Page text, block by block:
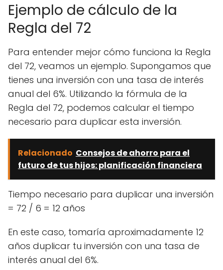
Ejemplo de cálculo de la
Regla del 72
Para entender mejor cómo funciona la Regla
del 72, veamos un ejemplo. Supongamos que
tienes una inversión con una tasa de interés
anual del 6%. Utilizando la fórmula de la
Regla del 72, podemos calcular el tiempo
necesario para duplicar esta inversión.
Relacionado Consejos de ahorro para el
futuro de tus hijos: planificación financiera
Tiempo necesario para duplicar una inversión
= 72 / 6 = 12 años
En este caso, tomaría aproximadamente 12
años duplicar tu inversión con una tasa de
interés anual del 6%.